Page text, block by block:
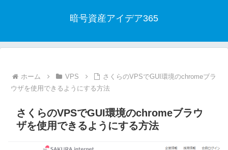
暗号資産アイデア365
ホーム VPS
さくらのVPSでGUI環境のchromeブラ
ウザを使用できるようにする方法
さくらのVPSでGUI環境のchromeブラウ
ザを使用できるようにする方法